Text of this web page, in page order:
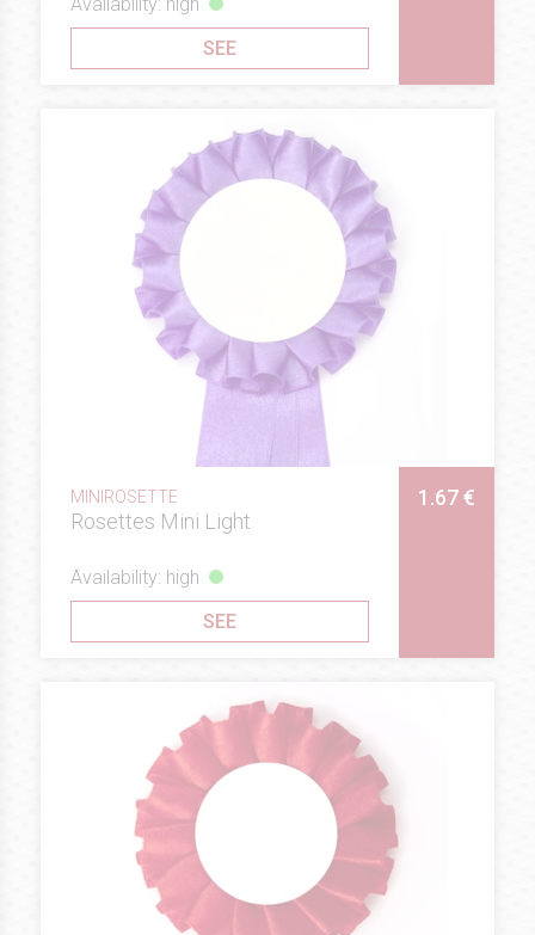
Availability: high
SEE
MINIROSETTE
Rosettes Mini Light
1.67 €
Availability: high
SEE